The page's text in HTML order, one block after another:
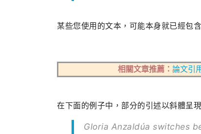
某些您使用的文本，可能本身就已經包
相關文章推薦： 論文引
在下面的例子中，部分的引述以斜體呈
Gloria Anzaldúa switches